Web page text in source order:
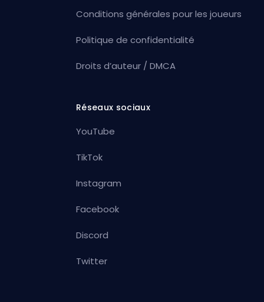
Conditions générales pour les joueurs
Politique de confidentialité
Droits d’auteur / DMCA
Réseaux sociaux
YouTube
TikTok
Instagram
Facebook
Discord
Twitter